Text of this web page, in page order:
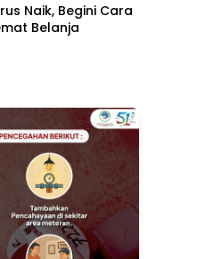
Naik, Begini Cara
Belanja